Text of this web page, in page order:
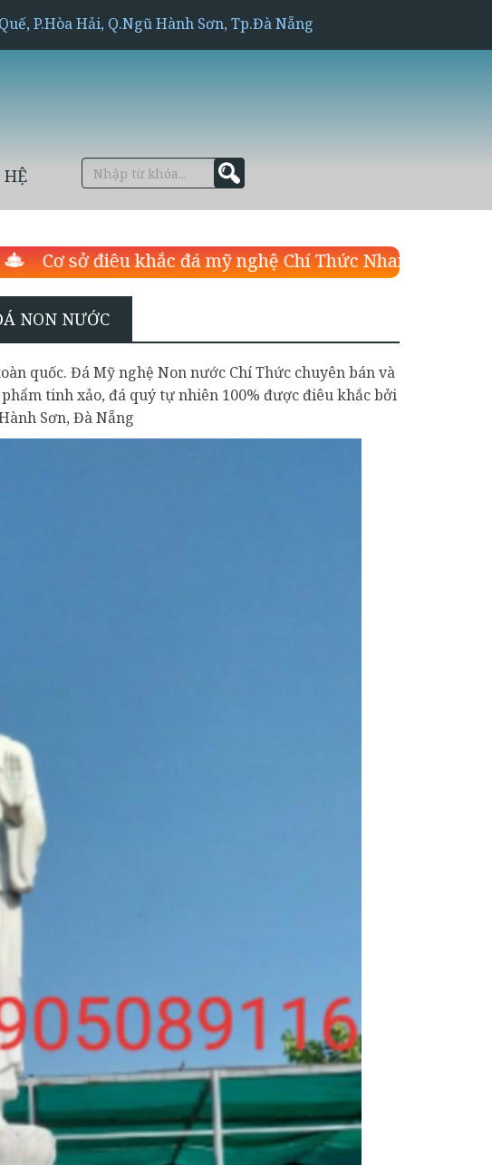
P.Hòa Hải, Q.Ngũ Hành Sơn, Tp.Đà Nẵng
đá mỹ nghệ Chí Thức Nhanh chuyên làm hình
NON NƯỚC
quốc. Đá Mỹ nghệ Non nước Chí Thức chuyên bán và
tinh xảo, đá quý tự nhiên 100% được điêu khắc bởi
Sơn, Đà Nẵng